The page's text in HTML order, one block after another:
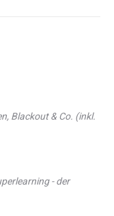
Blackout & Co. (inkl.
- der